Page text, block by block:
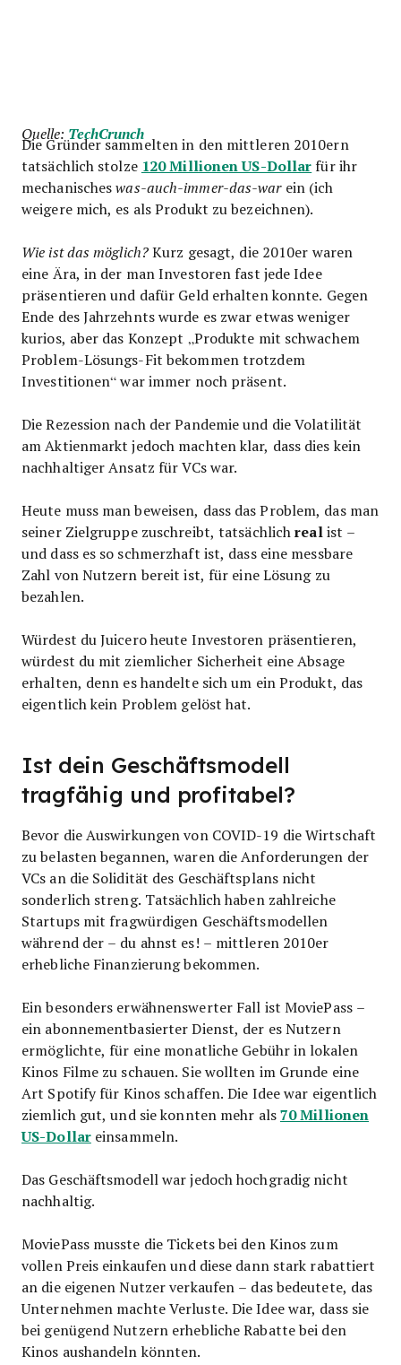
Quelle: TechCrunch
Die Gründer sammelten in den mittleren 2010ern
tatsächlich stolze 120 Millionen US-Dollar für ihr
mechanischeswas-auch-immer-das-warein (ich
weigere mich, es als Produkt zu bezeichnen).
Wie ist das möglich?Kurz gesagt, die 2010er waren
eine Ära, in der man Investoren fast jede Idee
präsentieren und dafür Geld erhalten konnte. Gegen
Ende des Jahrzehnts wurde es zwar etwas weniger
kurios, aber das Konzept „Produkte mit schwachem
Problem-Lösungs-Fit bekommen trotzdem
Investitionen“ war immer noch präsent.
Die Rezession nach der Pandemie und die Volatilität
am Aktienmarkt jedoch machten klar, dass dies kein
nachhaltiger Ansatz für VCs war.
Heute muss man beweisen, dass das Problem, das man
seiner Zielgruppe zuschreibt, tatsächlichreal ist –
und dass es so schmerzhaft ist, dass eine messbare
Zahl von Nutzern bereit ist, für eine Lösung zu
bezahlen.
Würdest du Juicero heute Investoren präsentieren,
würdest du mit ziemlicher Sicherheit eine Absage
erhalten, denn es handelte sich um ein Produkt, das
eigentlich kein Problem gelöst hat.
Ist dein Geschäftsmodell
tragfähig und profitabel?
Bevor die Auswirkungen von COVID-19 die Wirtschaft
zu belasten begannen, waren die Anforderungen der
VCs an die Solidität des Geschäftsplans nicht
sonderlich streng. Tatsächlich haben zahlreiche
Startups mit fragwürdigen Geschäftsmodellen
während der – du ahnst es! – mittleren 2010er
erhebliche Finanzierung bekommen.
Ein besonders erwähnenswerter Fall ist MoviePass –
ein abonnementbasierter Dienst, der es Nutzern
ermöglichte, für eine monatliche Gebühr in lokalen
Kinos Filme zu schauen. Sie wollten im Grunde eine
Art Spotify für Kinos schaffen. Die Idee war eigentlich
ziemlich gut, und sie konnten mehr als70 Millionen
US-Dollareinsammeln.
Das Geschäftsmodell war jedoch hochgradig nicht
nachhaltig.
MoviePass musste die Tickets bei den Kinos zum
vollen Preis einkaufen und diese dann stark rabattiert
an die eigenen Nutzer verkaufen – das bedeutete, das
Unternehmen machte Verluste. Die Idee war, dass sie
bei genügend Nutzern erhebliche Rabatte bei den
Kinos aushandeln könnten.